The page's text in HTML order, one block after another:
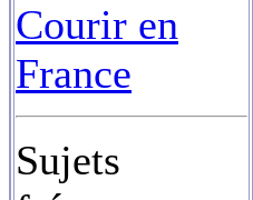
Courir en
France
Sujets